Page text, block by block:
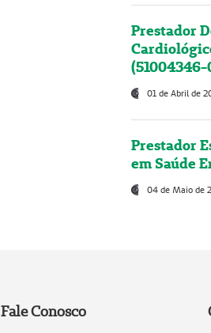
Prestador
(51004346-
01 de Abril de
Prestador
em Saúde
04 de Maio de
Fale Conosco